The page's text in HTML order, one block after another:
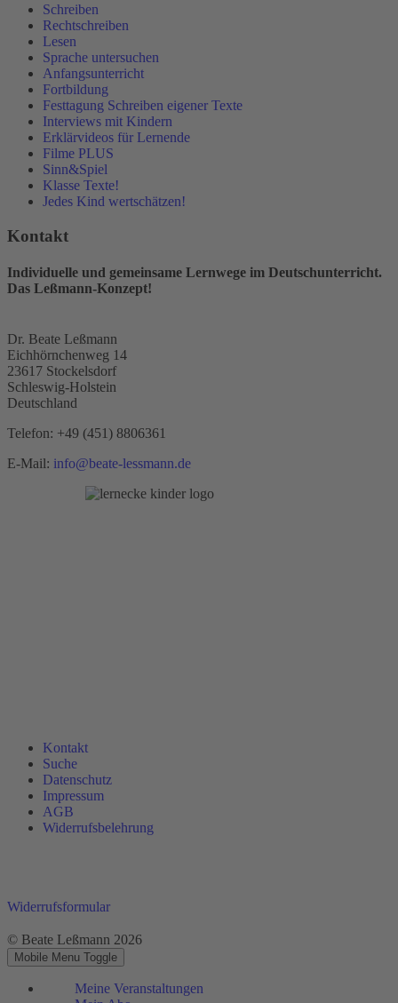
Schreiben
Rechtschreiben
Lesen
Sprache untersuchen
Anfangsunterricht
Fortbildung
Festtagung Schreiben eigener Texte
Interviews mit Kindern
Erklärvideos für Lernende
Filme PLUS
Sinn&Spiel
Klasse Texte!
Jedes Kind wertschätzen!
Kontakt
Individuelle und gemeinsame Lernwege im Deutschunterricht.
Das Leßmann-Konzept!
Dr. Beate Leßmann
Eichhörnchenweg 14
23617 Stockelsdorf
Schleswig-Holstein
Deutschland
Telefon: +49 (451) 8806361
E-Mail: info@beate-lessmann.de
Kontakt
Suche
Datenschutz
Impressum
AGB
Widerrufsbelehrung
Widerrufsformular
© Beate Leßmann 2026
Mobile Menu Toggle
Meine Veranstaltungen